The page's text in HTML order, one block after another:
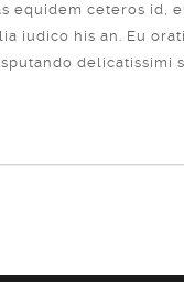
equidem ceteros id,
iudico his an. Eu
delicatissimi